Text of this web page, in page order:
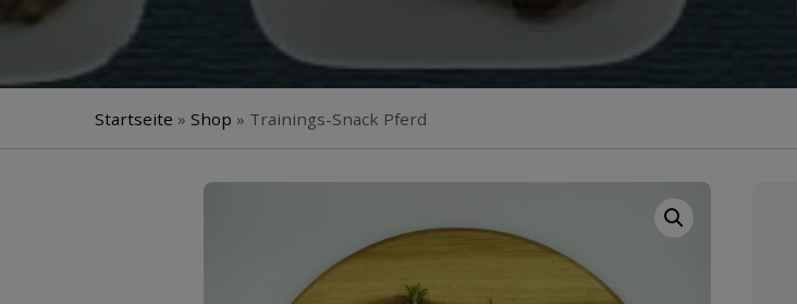
Startseite » Shop » Trainings-Snack Pferd